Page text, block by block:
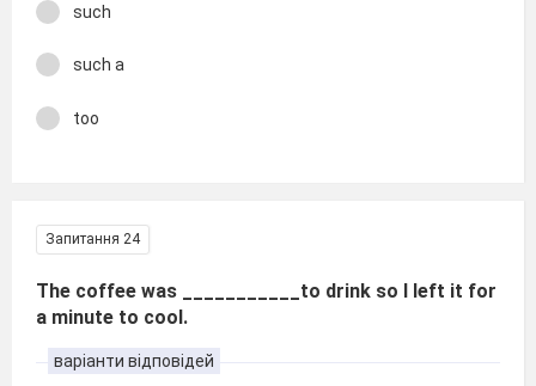
such
such a
too
Запитання 24
The coffee was ___________to drink so I left it for
a minute to cool.
варіанти відповідей